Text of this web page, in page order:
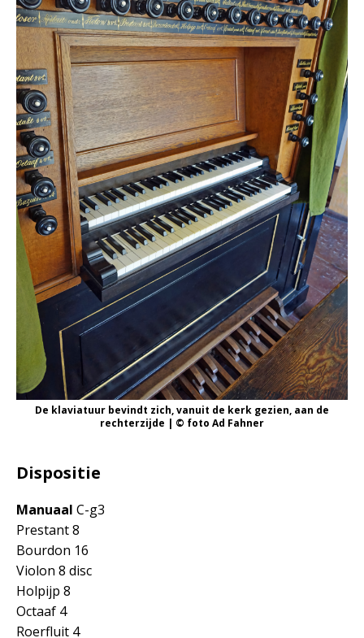
De klaviatuur bevindt zich, vanuit de kerk gezien, aan de
rechterzijde | © foto Ad Fahner
Dispositie
Manuaal C-g3
Prestant 8
Bourdon 16
Violon 8 disc
Holpijp 8
Octaaf 4
Roerfluit 4